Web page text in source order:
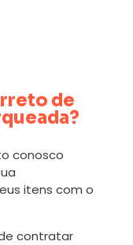
de
conosco
itens com o
contratar